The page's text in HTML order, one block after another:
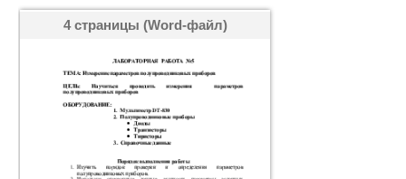
4 страницы (Word-файл)